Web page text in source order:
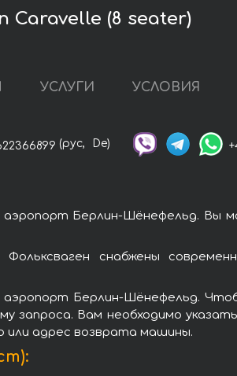
Caravelle (8 seater)
УСЛУГИ УСЛОВИЯ
(рус, De)
Берлин-Шёнефельд. Вы
снабжены
Берлин-Шёнефельд.
запроса. Вам необходимо
или адрес возврата машины.